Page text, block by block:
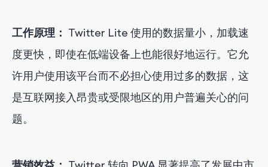
工作原理： Twitter Lite 使用的数据量小，加载速
度更快，即使在低端设备上也能很好地运行。它允
许用户使用该平台而不必担心使用过多的数据，这
是互联网接入昂贵或受限地区的用户普遍关心的问
题。